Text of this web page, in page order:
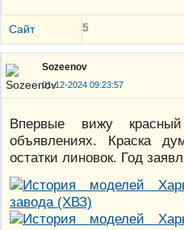
Сайт 5
Sozeenov
01-12-2024 09:23:57
Впервые вижу
объявлениях. Краска
остатки линовок. Год